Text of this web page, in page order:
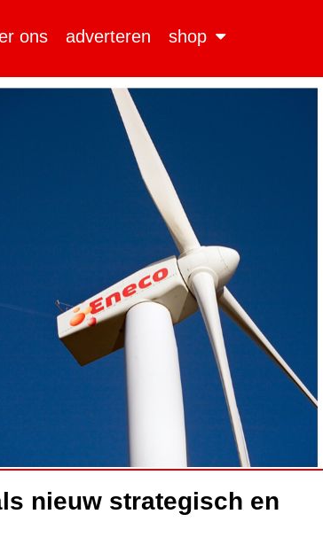
ons adverteren shop
nieuw strategisch en